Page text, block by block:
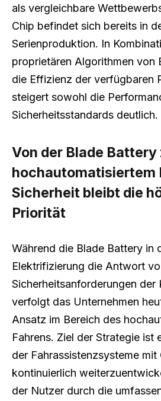
als vergleichbare
Chip befindet sich bereits in
Serienproduktion. In
proprietären Algorithmen von
die Effizienz der verfügbaren
steigert sowohl die
Sicherheitsstandards deutlich.
Von der Blade Battery
hochautomatisiertem
Sicherheit bleibt die
Priorität
Während die Blade Battery in
Elektrifizierung die Antwort
Sicherheitsanforderungen der
verfolgt das Unternehmen
Ansatz im Bereich des
Fahrens. Ziel der Strategie ist
der Fahrassistenzsysteme mit
kontinuierlich
der Nutzer durch die